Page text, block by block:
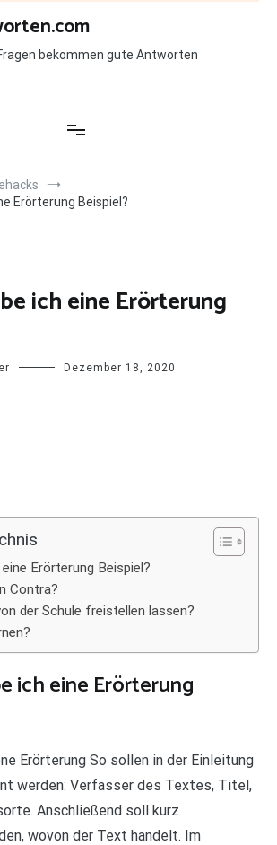
bekommen gute Antworten
Erörterung Beispiel?
ich eine Erörterung
Dezember 18, 2020
Erörterung Beispiel?
Contra?
der Schule freistellen lassen?
ich eine Erörterung
Erörterung So sollen in der Einleitung
werden: Verfasser des Textes, Titel,
Anschließend soll kurz
wovon der Text handelt. Im